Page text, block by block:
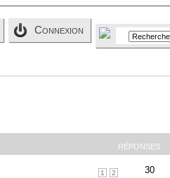
Connexion
RÉPONSES
1 2 30